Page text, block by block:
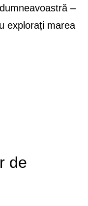
–
explorați marea
de